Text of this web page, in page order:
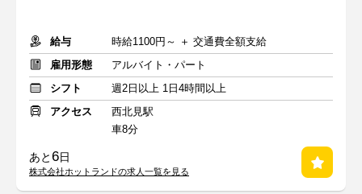
給与
時給1100円～ ＋ 交通費全額支給
雇用形態
アルバイト・パート
シフト
週2日以上 1日4時間以上
アクセス
西北見駅
車8分
あと6日
株式会社ホットランドの求人一覧を見る